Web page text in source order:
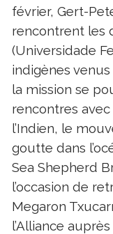
février, Gert-
rencontrent les
(Universidade
indigènes
la mission se
rencontres
l’Indien, le
goutte dans
Sea Shepherd
l’occasion de
Megaron
l’Alliance